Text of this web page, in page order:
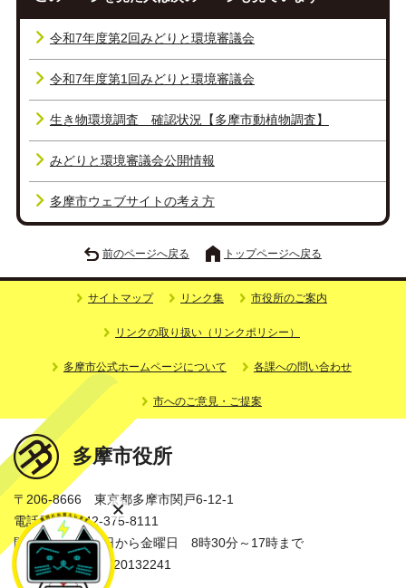
令和7年度第2回みどりと環境審議会
令和7年度第1回みどりと環境審議会
生き物環境調査 確認状況【多摩市動植物調査】
みどりと環境審議会公開情報
多摩市ウェブサイトの考え方
前のページへ戻る トップページへ戻る
サイトマップ リンク集 市役所のご案内
リンクの取り扱い（リンクポリシー）
多摩市公式ホームページについて 各課への問い合わせ
市へのご意見・ご提案
多摩市役所
〒206-8666 東京都多摩市関戸6-12-1
電話番号：042-375-8111
開庁時間：月曜日から金曜日 8時30分～17時まで
法人番号：3000020132241